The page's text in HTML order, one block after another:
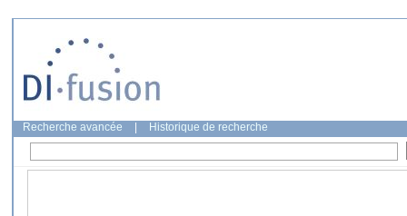
Recherche avancée Historique de recherche